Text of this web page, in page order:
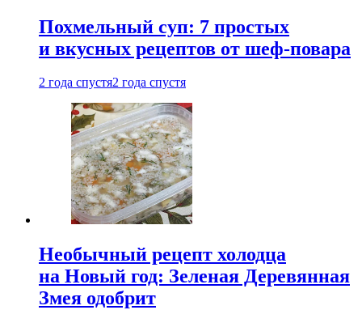
Похмельный суп: 7 простых
и вкусных рецептов от шеф-повара
2 года спустя2 года спустя
Необычный рецепт холодца
на Новый год: Зеленая Деревянная
Змея одобрит